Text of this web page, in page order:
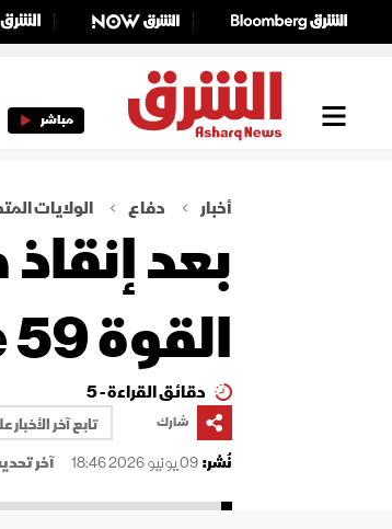
مباشر
أخبار دفاع الولايات
بعد
القوة Task Force 59؟
دقائق القراءة - 5
شارك
تابع آخر
نُشر:09 يونيو 2026 18:46 آخر